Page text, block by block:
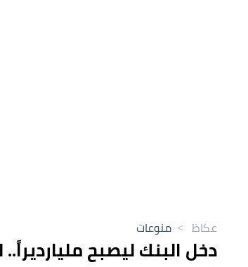
عكاظ > منوعات
دخل البنك ليصبح